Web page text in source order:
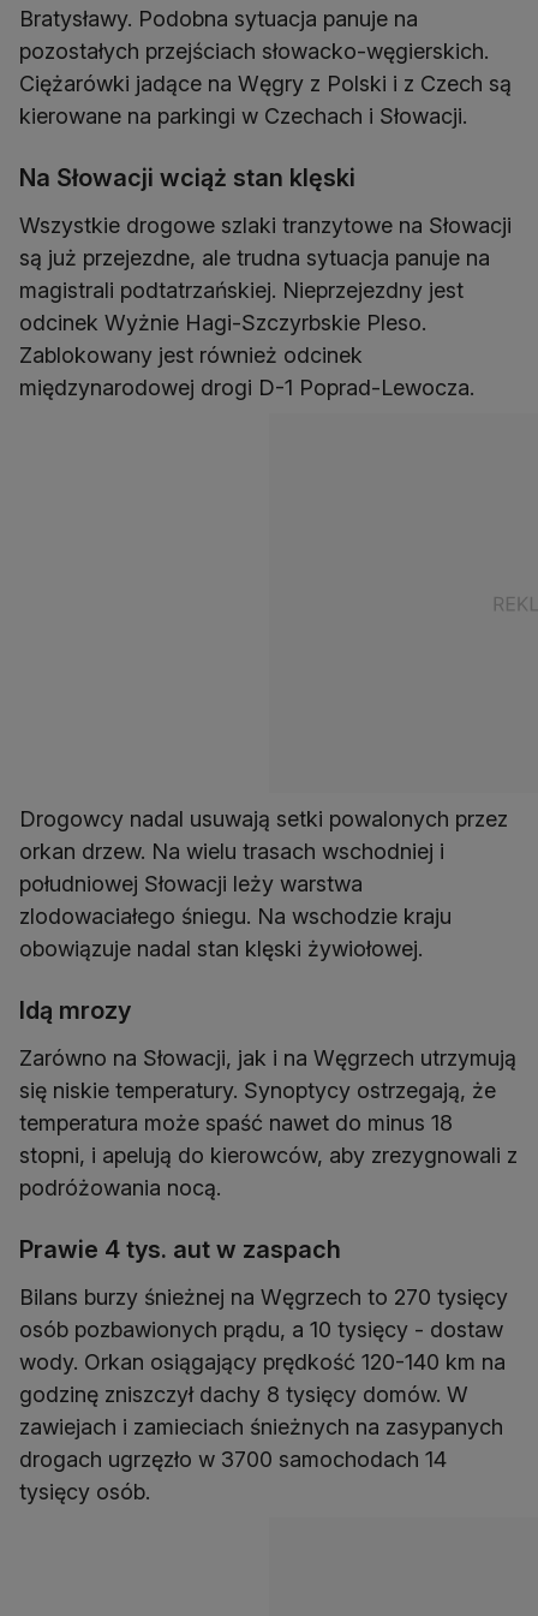
Bratysławy. Podobna sytuacja panuje na
pozostałych przejściach słowacko-węgierskich.
Ciężarówki jadące na Węgry z Polski i z Czech są
kierowane na parkingi w Czechach i Słowacji.
Na Słowacji wciąż stan klęski
Wszystkie drogowe szlaki tranzytowe na Słowacji
są już przejezdne, ale trudna sytuacja panuje na
magistrali podtatrzańskiej. Nieprzejezdny jest
odcinek Wyżnie Hagi-Szczyrbskie Pleso.
Zablokowany jest również odcinek
międzynarodowej drogi D-1 Poprad-Lewocza.
Drogowcy nadal usuwają setki powalonych przez
orkan drzew. Na wielu trasach wschodniej i
południowej Słowacji leży warstwa
zlodowaciałego śniegu. Na wschodzie kraju
obowiązuje nadal stan klęski żywiołowej.
Idą mrozy
Zarówno na Słowacji, jak i na Węgrzech utrzymują
się niskie temperatury. Synoptycy ostrzegają, że
temperatura może spaść nawet do minus 18
stopni, i apelują do kierowców, aby zrezygnowali z
podróżowania nocą.
Prawie 4 tys. aut w zaspach
Bilans burzy śnieżnej na Węgrzech to 270 tysięcy
osób pozbawionych prądu, a 10 tysięcy - dostaw
wody. Orkan osiągający prędkość 120-140 km na
godzinę zniszczył dachy 8 tysięcy domów. W
zawiejach i zamieciach śnieżnych na zasypanych
drogach ugrzęzło w 3700 samochodach 14
tysięcy osób.